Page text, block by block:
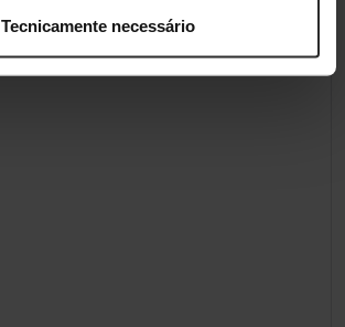
Tecnicamente necessário